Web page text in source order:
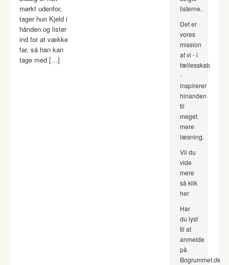
mørkt udenfor,
tager hun Kjeld i
hånden og lister
ind for at vække
far, så han kan
tage med […]
listerne.
Det er
vores
mission
at vi - i
fællesskab
-
inspirerer
hinanden
til
meget
mere
læsning.
Vil du
vide
mere
så klik
her
Har
du lyst
til at
anmelde
på
Bogrummet.dk